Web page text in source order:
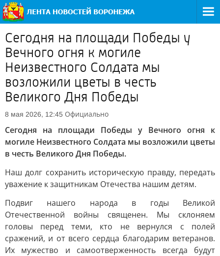
Сегодня на площади Победы у
Вечного огня к могиле
Неизвестного Солдата мы
возложили цветы в честь
Великого Дня Победы
8 мая 2026, 12:45 Официально
Сегодня на площади Победы у Вечного огня к
могиле Неизвестного Солдата мы возложили цветы
в честь Великого Дня Победы.
Наш долг сохранить историческую правду, передать
уважение к защитникам Отечества нашим детям.
Подвиг нашего народа в годы Великой
Отечественной войны священен. Мы склоняем
головы перед теми, кто не вернулся с полей
сражений, и от всего сердца благодарим ветеранов.
Их мужество и самоотверженность всегда будут